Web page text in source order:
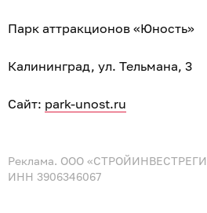
Парк аттракционов «Юность»
Калининград, ул. Тельмана, 3
Сайт: park-unost.ru
Реклама. ООО
ИНН 3906346067